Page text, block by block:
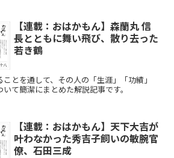
【連載：おはかもん】森蘭丸 信
長とともに舞い飛び、散り去った
若き鶴
とを通して、その人の「生涯」「功績」
いて簡潔にまとめた解説記事です。
【連載：おはかもん】天下大吉が
叶わなかった秀吉子飼いの敏腕官
僚、石田三成